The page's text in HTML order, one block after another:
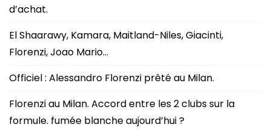
d’achat.
El Shaarawy, Kamara, Maitland-Niles, Giacinti,
Florenzi, Joao Mario…
Officiel : Alessandro Florenzi prêté au Milan.
Florenzi au Milan. Accord entre les 2 clubs sur la
formule. fumée blanche aujourd’hui ?